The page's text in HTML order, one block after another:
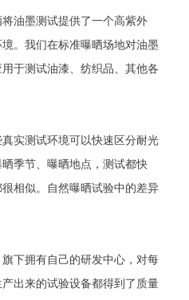
油墨测试提供了一个高紫外
。我们在标准曝晒场地对油墨
于测试油漆、纺织品、其他各
测试环境可以快速区分耐光
季节、曝晒地点，测试都快
相似。自然曝晒试验中的差异
拥有自己的研发中心，对每
出来的试验设备都得到了质量